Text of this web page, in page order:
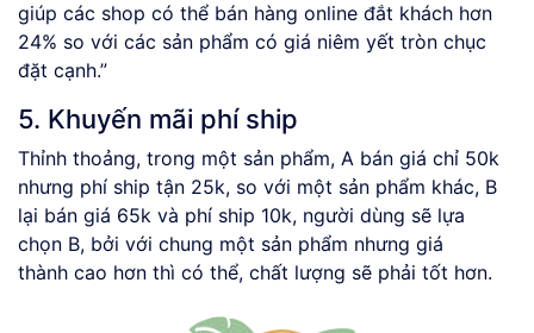
giúp các shop có thể bán hàng online đắt khách hơn
24% so với các sản phẩm có giá niêm yết tròn chục
đặt cạnh.”
5. Khuyến mãi phí ship
Thỉnh thoảng, trong một sản phẩm, A bán giá chỉ 50k
nhưng phí ship tận 25k, so với một sản phẩm khác, B
lại bán giá 65k và phí ship 10k, người dùng sẽ lựa
chọn B, bởi với chung một sản phẩm nhưng giá
thành cao hơn thì có thể, chất lượng sẽ phải tốt hơn.